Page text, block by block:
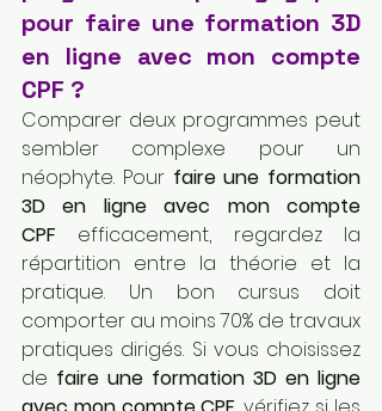
pour faire une formation 3D
en ligne avec mon compte
CPF ?
Comparer deux programmes peut
sembler complexe pour un
néophyte. Pour faire une formation
3D en ligne avec mon compte
CPF efficacement, regardez la
répartition entre la théorie et la
pratique. Un bon cursus doit
comporter au moins 70% de travaux
pratiques dirigés. Si vous choisissez
de faire une formation 3D en ligne